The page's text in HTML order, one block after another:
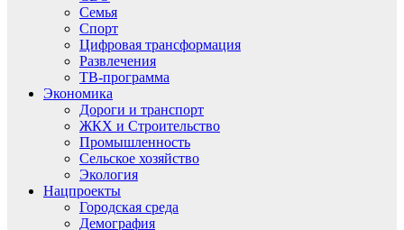
Семья
Спорт
Цифровая трансформация
Развлечения
ТВ-программа
Экономика
Дороги и транспорт
ЖКХ и Строительство
Промышленность
Сельское хозяйство
Экология
Нацпроекты
Городская среда
Демография